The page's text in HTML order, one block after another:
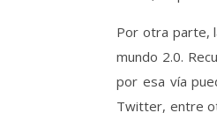
Por otra parte,
mundo 2.0.
por esa vía
Twitter, entre